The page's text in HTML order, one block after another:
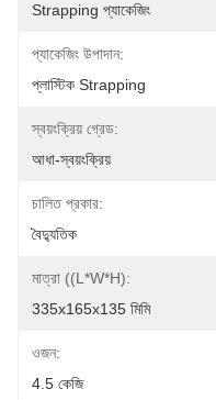
Strapping প্যাকেজিং
প্যাকেজিং উপাদান:
প্লাস্টিক Strapping
স্বয়ংক্রিয় গ্রেড:
আধা-স্বয়ংক্রিয়
চালিত প্রকার:
বৈদ্যুতিক
মাত্রা ((L*W*H):
335x165x135 মিমি
ওজন:
4.5 কেজি